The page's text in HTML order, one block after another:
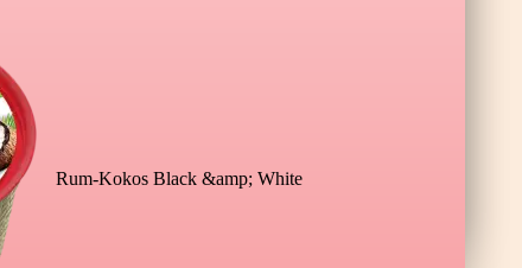
Rum-Kokos Black &amp; White